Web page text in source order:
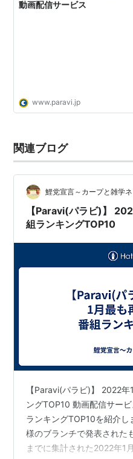
動画配信サービス
www.paravi.jp
関連ブログ
鯉党宣言～カープと雑学ネ
【Paravi(パラビ)】
組ランキングTOP10
【Paravi(パラビ)】 2022
ングTOP10 動画配信サー
ランキングTOP10を紹介
様のブランチで発表された
までに集計された2022年1